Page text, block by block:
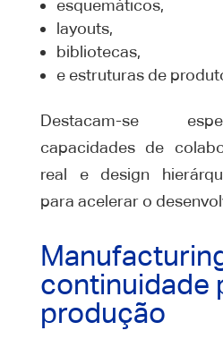
esquemáticos,
layouts,
bibliotecas,
e estruturas de
Destacam-se
capacidades de
real e design
para acelerar o
continuidade
produção